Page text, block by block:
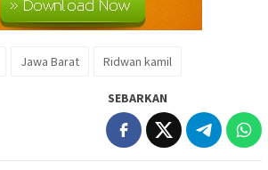
Jawa Barat Ridwan kamil
SEBARKAN